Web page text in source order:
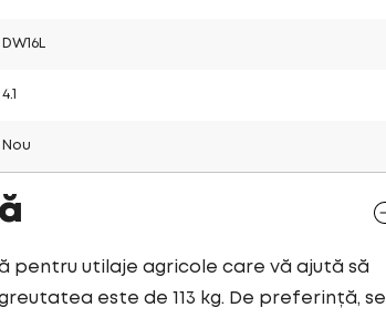
DW16L
4.1
Nou
pentru utilaje agricole care vă ajută să
este de 113 kg. De preferință, se